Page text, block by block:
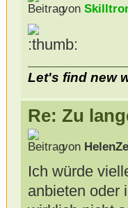
von
Let's find new
Re: Zu
von
Ich würde
anbieten oder